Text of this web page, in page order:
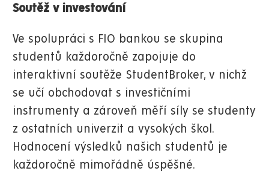
Soutěž v investování
Ve spolupráci s FIO bankou se skupina
studentů každoročně zapojuje do
interaktivní soutěže StudentBroker, v nichž
se učí obchodovat s investičními
instrumenty a zároveň měří síly se studenty
z ostatních univerzit a vysokých škol.
Hodnocení výsledků našich studentů je
každoročně mimořádně úspěšné.